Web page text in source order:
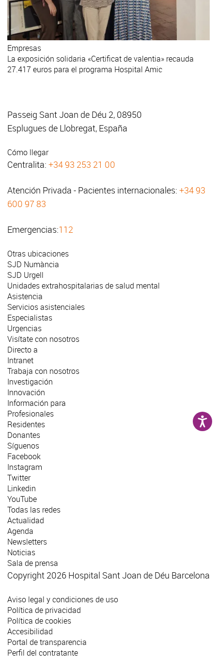
Empresas
La exposición solidaria «Certificat de valentia» recauda
27.417 euros para el programa Hospital Amic
Passeig Sant Joan de Déu 2, 08950
Esplugues de Llobregat, España
Cómo llegar
Centralita: +34 93 253 21 00
Atención Privada - Pacientes internacionales: +34 93
600 97 83
Emergencias:112
Otras ubicaciones
SJD Numància
SJD Urgell
Unidades extrahospitalarias de salud mental
Asistencia
Servicios asistenciales
Especialistas
Urgencias
Visítate con nosotros
Directo a
Intranet
Trabaja con nosotros
Investigación
Innovación
Información para
Profesionales
Residentes
Donantes
Síguenos
Facebook
Instagram
Twitter
Linkedin
YouTube
Todas las redes
Actualidad
Agenda
Newsletters
Noticias
Sala de prensa
Copyright 2026 Hospital Sant Joan de Déu Barcelona
Aviso legal y condiciones de uso
Política de privacidad
Política de cookies
Accesibilidad
Portal de transparencia
Perfil del contratante